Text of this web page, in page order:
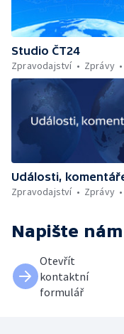
Studio ČT24
Zpravodajství
Zprávy
Události,
Zpravodajství
Zprávy
Napište nám
Otevřít
kontaktní
formulář